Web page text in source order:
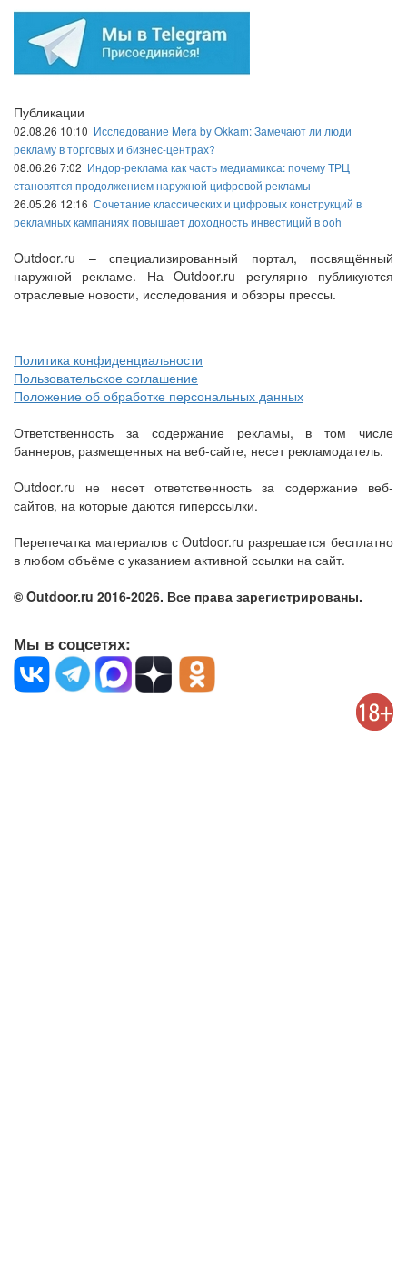
Публикации
02.08.26 10:10 Исследование Mera by Okkam: Замечают ли люди
рекламу в торговых и бизнес-центрах?
08.06.26 7:02 Индор-реклама как часть медиамикса: почему ТРЦ
становятся продолжением наружной цифровой рекламы
26.05.26 12:16 Сочетание классических и цифровых конструкций в
рекламных кампаниях повышает доходность инвестиций в ooh
Outdoor.ru – специализированный портал, посвящённый
наружной рекламе. На Outdoor.ru регулярно публикуются
отраслевые новости, исследования и обзоры прессы.
Политика конфиденциальности
Пользовательское соглашение
Положение об обработке персональных данных
Ответственность за содержание рекламы, в том числе
баннеров, размещенных на веб-сайте, несет рекламодатель.
Outdoor.ru не несет ответственность за содержание веб-
сайтов, на которые даются гиперссылки.
Перепечатка материалов с Outdoor.ru разрешается бесплатно
в любом объёме с указанием активной ссылки на сайт.
© Outdoor.ru 2016-2026. Все права зарегистрированы.
Мы в соцсетях: